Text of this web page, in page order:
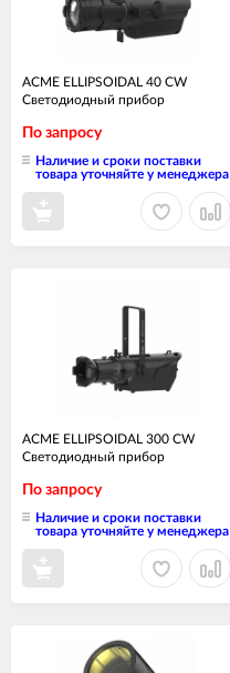
ACME ELLIPSOIDAL 40 CW
Светодиодный прибор
По запросу
Наличие и сроки поставки
товара уточняйте у менеджера
ACME ELLIPSOIDAL 300 CW
Светодиодный прибор
По запросу
Наличие и сроки поставки
товара уточняйте у менеджера